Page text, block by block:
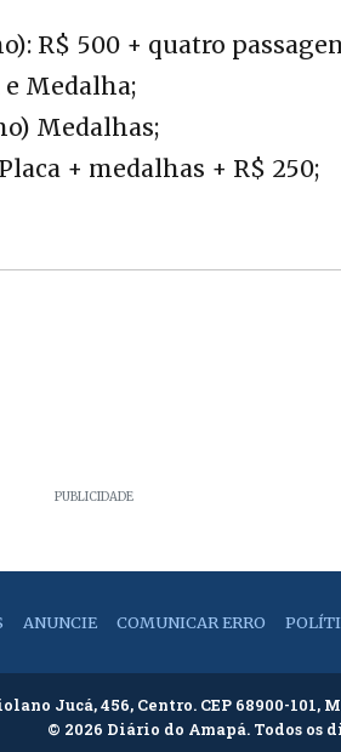
R$ 500 + quatro
Medalha;
Medalhas;
+ medalhas + R$ 250;
PUBLICIDADE
ANUNCIE COMUNICAR ERRO
Jucá, 456, Centro. CEP 68900-101,
© 2026 Diário do Amapá. Todos os